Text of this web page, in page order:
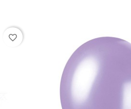
favorite_border